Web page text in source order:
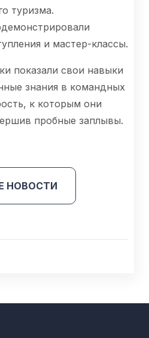
туризма.
и мастер-классы.
показали свои навыки
знания в командных
к которым они
пробные заплывы.
НОВОСТИ